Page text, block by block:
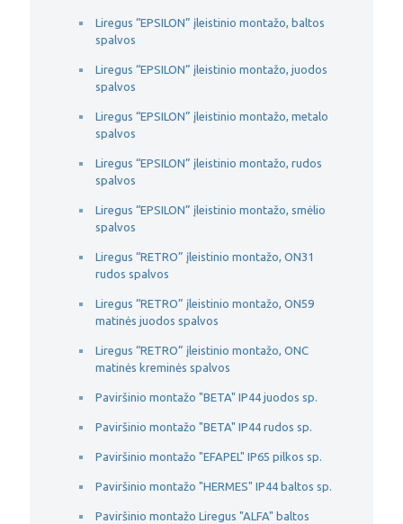
Liregus “EPSILON” įleistinio montažo, baltos
spalvos
Liregus “EPSILON” įleistinio montažo, juodos
spalvos
Liregus “EPSILON” įleistinio montažo, metalo
spalvos
Liregus “EPSILON” įleistinio montažo, rudos
spalvos
Liregus “EPSILON” įleistinio montažo, smėlio
spalvos
Liregus “RETRO” įleistinio montažo, ON31
rudos spalvos
Liregus “RETRO” įleistinio montažo, ON59
matinės juodos spalvos
Liregus “RETRO” įleistinio montažo, ONC
matinės kreminės spalvos
Paviršinio montažo "BETA" IP44 juodos sp.
Paviršinio montažo "BETA" IP44 rudos sp.
Paviršinio montažo "EFAPEL" IP65 pilkos sp.
Paviršinio montažo "HERMES" IP44 baltos sp.
Paviršinio montažo Liregus "ALFA" baltos